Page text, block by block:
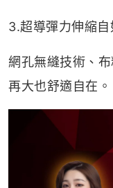
3.超導彈力伸縮自
網孔無縫技術、
再大也舒適自在。